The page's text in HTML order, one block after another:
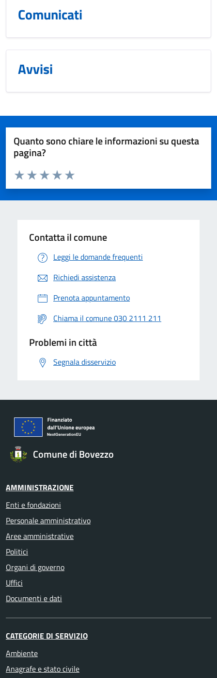
Comunicati
Avvisi
Quanto sono chiare le informazioni su questa
pagina?
Valuta da 1 a 5 stelle la pagina
Valuta 5 stelle su 5
Valuta 4 stelle su 5
Valuta 3 stelle su 5
Valuta 2 stelle su 5
Valuta 1 stelle su 5
Contatta il comune
Leggi le domande frequenti
Richiedi assistenza
Prenota appuntamento
Chiama il comune 030 2111 211
Problemi in città
Segnala disservizio
Comune di Bovezzo
AMMINISTRAZIONE
Enti e fondazioni
Personale amministrativo
Aree amministrative
Politici
Organi di governo
Uffici
Documenti e dati
CATEGORIE DI SERVIZIO
Ambiente
Anagrafe e stato civile